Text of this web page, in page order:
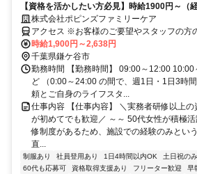
【資格を活かしたい方必見】時給1900円～（
VIPケア / 1訪問3h～【時間に追われない訪問介
株式会社ポピンズファミリーケア
アクセス ※お客様のご要望やスタッフの方
し 最適な勤務先をご提案させていただきま
時給1,900円～2,638円
千葉県鎌ケ谷市
勤務時間 【勤務時間】 09:00～12:00
ど （0:00～24:00 の間で、週1日・1日3時
頼とご自身のライフスタ...
仕事内容 【仕事内容】 ＼実務者研修以上
が初めてでも歓迎／ ～～ 50代女性が積極
修制度があるため、施設での経験のみとい
直...
制服あり 社員登用あり 1日4時間以内OK 土日祝の
60代も応募可
資格取得支援あり フリーター歓迎 早